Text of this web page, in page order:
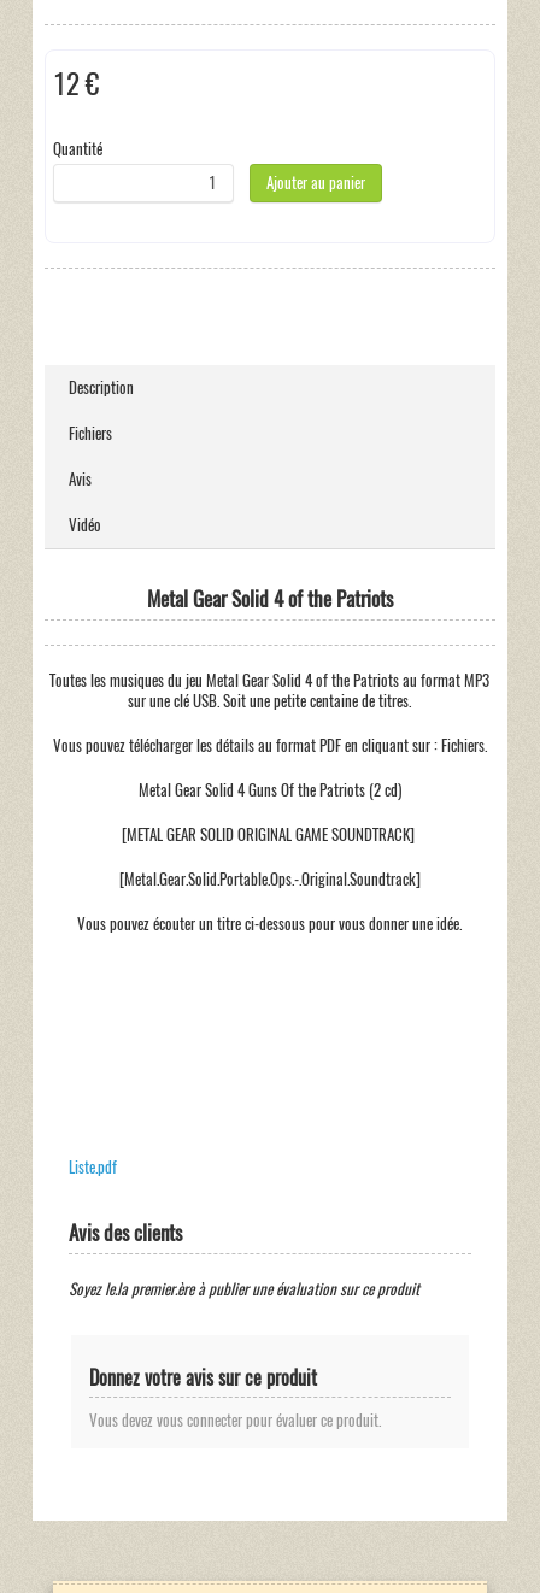
12 €
Quantité
Ajouter au panier
Description
Fichiers
Avis
Vidéo
Metal Gear Solid 4 of the Patriots
Toutes les musiques du jeu Metal Gear Solid 4 of the Patriots au format MP3
sur une clé USB. Soit une petite centaine de titres.
Vous pouvez télécharger les détails au format PDF en cliquant sur : Fichiers.
Metal Gear Solid 4 Guns Of the Patriots (2 cd)
[METAL GEAR SOLID ORIGINAL GAME SOUNDTRACK]
[Metal.Gear.Solid.Portable.Ops.-.Original.Soundtrack]
Vous pouvez écouter un titre ci-dessous pour vous donner une idée.
Liste.pdf
Avis des clients
Soyez le.la premier.ère à publier une évaluation sur ce produit
Donnez votre avis sur ce produit
Vous devez vous connecter pour évaluer ce produit.